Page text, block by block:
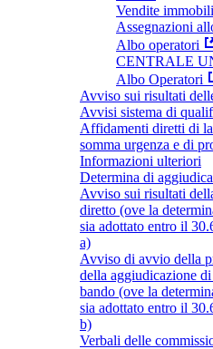
Vendite
Assegnazioni
Albo operatori
CENTRALE
Albo Operatori
Avviso sui risultati
Avvisi sistema di
Affidamenti diretti di
somma urgenza e di
Informazioni ulteriori
Determina di
Avviso sui risultati
diretto (ove la
sia adottato entro il
a)
Avviso di avvio della
della aggiudicazione
bando (ove la
sia adottato entro il
b)
Verbali delle